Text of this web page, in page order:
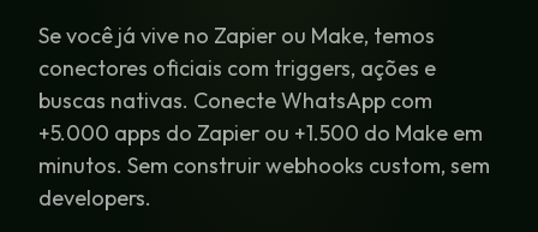
Se você já vive no Zapier ou Make, temos
conectores oficiais com triggers, ações e
buscas nativas. Conecte WhatsApp com
+5.000 apps do Zapier ou +1.500 do Make em
minutos. Sem construir webhooks custom, sem
developers.